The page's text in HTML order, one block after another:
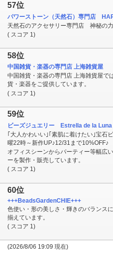
57位
パワーストーン（天然石）専門店
天然石のアクセサリー専門店 神秘の
( スコア 1)
58位
中国雑貨・楽器の専門店 上海雑貨屋
中国雑貨・楽器の専門店 上海雑貨屋で
貨・楽器をご提供しています。
( スコア 1)
59位
ビーズジュエリー Estrella de la Luna
｢大人かわいい｣｢素肌に着けたい｣宝石
曜22時～新作UP♪12/31まで10%OFF♪
オフィスシーンからパーティー等幅広
ーを製作・販売しています。
( スコア 1)
60位
+++BeadsGardenCHIE+++
色使い・形の美しさ・輝きのバランス
揃えています。
( スコア 1)
(2026/8/06 19:09 現在)